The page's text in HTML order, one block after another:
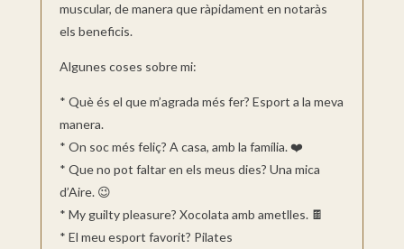
muscular, de manera que ràpidament en notaràs
els beneficis.
Algunes coses sobre mi:
* Què és el que m’agrada més fer? Esport a la meva
manera.
* On soc més feliç? A casa, amb la família. ❤️
* Que no pot faltar en els meus dies? Una mica
d’Aire. 😉
* My guilty pleasure? Xocolata amb ametlles. 🍫
* El meu esport favorit? Pilates